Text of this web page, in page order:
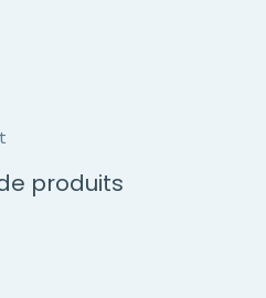
produits